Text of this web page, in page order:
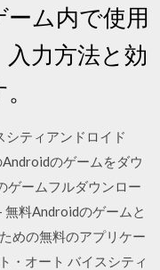
ム内で使用
力方法と効
ティアンドロイド
のゲームをダウ
ゲームフルダウンロー
無料Androidのゲームと
めの無料のアプリケー
・オート バイスシティ